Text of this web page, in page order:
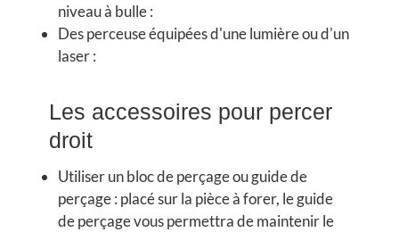
niveau à bulle :
Des perceuse équipées d'une lumière ou d'un
laser :
Les accessoires pour percer
droit
Utiliser un bloc de perçage ouguide de
perçage: placé sur la pièce à forer, le guide
de perçage vous permettra de maintenir le